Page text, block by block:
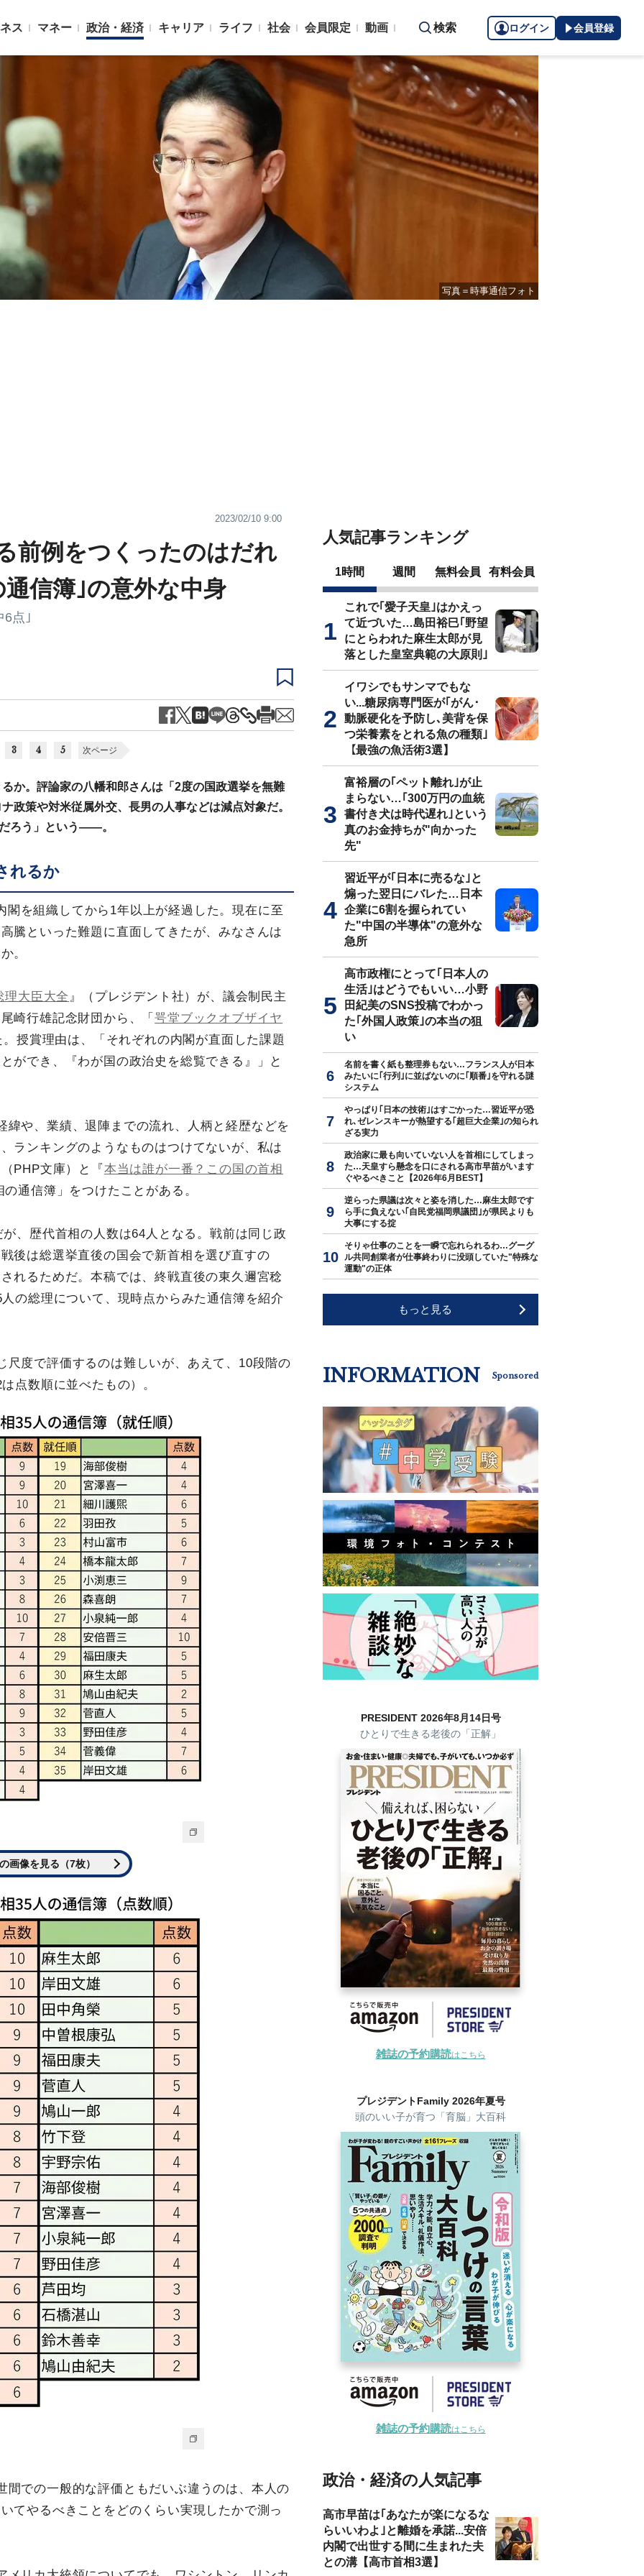
ス マネー 政治・経済 キャリア ライフ 社会 会員限定 動画 検索 ログイン 会員登録
写真＝時事通信フォト
2023/02/10 9:00
前例をつくったのはだれ
信簿｣の意外な中身
6点｣
3 4 5 次ページ
か。評論家の八幡和郎さんは「2度の国政選挙を無難
政策や対米従属外交、長男の人事などは減点対象だ。
ろう」という――。
れるか
閣を組織してから1年以上が経過した。現在に至
騰といった難題に直面してきたが、みなさんは
。
理大臣大全 』（プレジデント社）が、議会制民主
崎行雄記念財団から、「咢堂ブックオブザイヤ
授賞理由は、「それぞれの内閣が直面した課題
ができ、『わが国の政治史を総覧できる』」と
緯や、業績、退陣までの流れ、人柄と経歴などを
ランキングのようなものはつけてないが、私は
PHP文庫）と『本当は誰が一番？この国の首相
通信簿」をつけたことがある。
、歴代首相の人数は64人となる。戦前は同じ政
後は総選挙直後の国会で新首相を選び直すの
れるためだ。本稿では、終戦直後の東久邇宮稔
の総理について、現時点からみた通信簿を紹介
尺度で評価するのは難しいが、あえて、10段階の
点数順に並べたもの）。
画像を見る（7枚）
間での一般的な評価ともだいぶ違うのは、本人の
てやるべきことをどのくらい実現したかで測っ
人気記事ランキング
1時間 週間 無料会員 有料会員
これで｢愛子天皇｣はかえっ
て近づいた…島田裕巳｢野望
にとらわれた麻生太郎が見
落とした皇室典範の大原則｣
イワシでもサンマでもな
い...糖尿病専門医が｢がん･
動脈硬化を予防し､美背を保
つ栄養素をとれる魚の種類｣
【最強の魚活術3選】
富裕層の｢ペット離れ｣が止
まらない…｢300万円の血統
書付き犬は時代遅れ｣という
真のお金持ちが"向かった
先"
習近平が｢日本に売るな｣と
煽った翌日にバレた…日本
企業に6割を握られてい
た"中国の半導体"の意外な
急所
高市政権にとって｢日本人の
生活｣はどうでもいい…小野
田紀美のSNS投稿でわかっ
た｢外国人政策｣の本当の狙
い
名前を書く紙も整理券もない…フランス人が日本
みたいに｢行列｣に並ばないのに｢順番｣を守れる謎
システム
やっぱり｢日本の技術｣はすごかった…習近平が恐
れ､ゼレンスキーが熱望する｢超巨大企業｣の知られ
ざる実力
政治家に最も向いていない人を首相にしてしまっ
た…天皇すら懸念を口にされる高市早苗がいます
ぐやるべきこと【2026年6月BEST】
逆らった県議は次々と姿を消した…麻生太郎です
ら手に負えない｢自民党福岡県議団｣が県民よりも
大事にする掟
そりゃ仕事のことを一瞬で忘れられるわ…グーグ
ル共同創業者が仕事終わりに没頭していた"特殊な
運動"の正体
もっと見る
INFORMATION Sponsored
PRESIDENT 2026年8月14日号
ひとりで生きる老後の「正解」
雑誌の予約購読はこちら
プレジデントFamily 2026年夏号
頭のいい子が育つ「育脳」大百科
雑誌の予約購読はこちら
政治・経済の人気記事
高市早苗は｢あなたが楽になるな
らいいわよ｣と離婚を承諾...安倍
内閣で出世する間に生まれた夫
との溝【高市首相3選】